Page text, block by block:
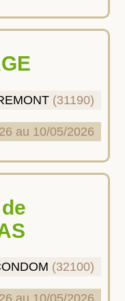
(31190)
au 10/05/2026
(32100)
au 10/05/2026